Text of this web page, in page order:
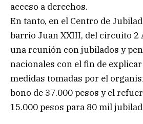
acceso a derechos.
En tanto, en el Centro de
barrio Juan XXIII, del circuito 2
una reunión con jubilados y
nacionales con el fin de
medidas tomadas por el
bono de 37.000 pesos y el
15.000 pesos para 80 mil